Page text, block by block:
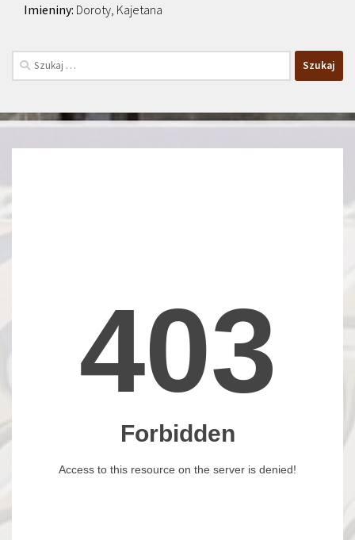
Doroty, Kajetana
Szukaj: